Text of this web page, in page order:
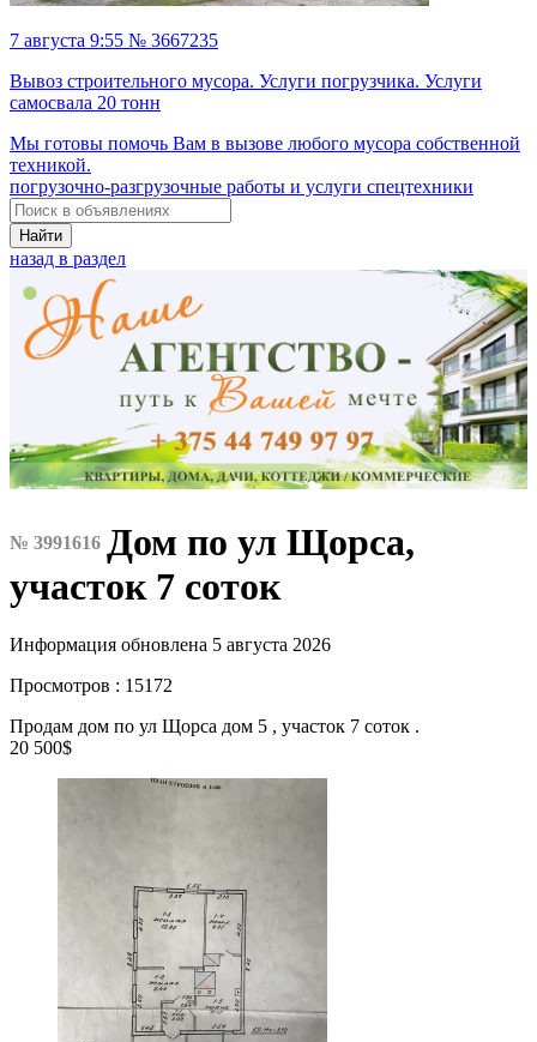
7 августа 9:55 № 3667235
Вывоз строительного мусора. Услуги погрузчика. Услуги
самосвала 20 тонн
Мы готовы помочь Вам в вызове любого мусора собственной
техникой.
погрузочно-разгрузочные работы и услуги спецтехники
Найти
назад в раздел
№ 3991616 Дом по ул Щорса,
участок 7 соток
Информация обновлена 5 августа 2026
Просмотров : 15172
Продам дом по ул Щорса дом 5 , участок 7 соток .
20 500$